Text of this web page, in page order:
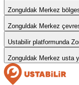
Zonguldak Merkez
Zonguldak Merkez
Ustabilir platformunda
Zonguldak Merkez usta